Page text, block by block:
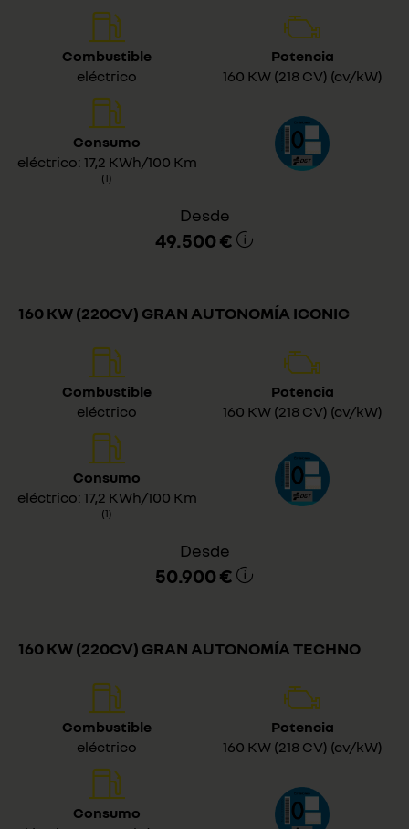
Combustible
eléctrico
Potencia
160 KW (218 CV) (cv/kW)
Consumo
eléctrico: 17,2 KWh/100 Km
(1)
Desde
49.500 €
160 KW (220CV) GRAN AUTONOMÍA ICONIC
Combustible
eléctrico
Potencia
160 KW (218 CV) (cv/kW)
Consumo
eléctrico: 17,2 KWh/100 Km
(1)
Desde
50.900 €
160 KW (220CV) GRAN AUTONOMÍA TECHNO
Combustible
eléctrico
Potencia
160 KW (218 CV) (cv/kW)
Consumo